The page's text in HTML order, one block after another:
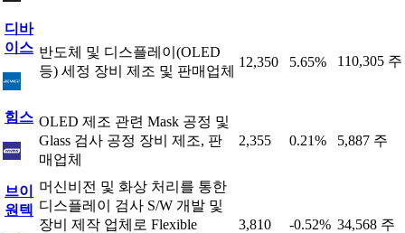
디바
이스 반도체 및 디스플레이(OLED
등) 세정 장비 제조 및 판매업체
12,350 5.65% 110,305 주
힘스 OLED 제조 관련 Mask 공정 및
Glass 검사 공정 장비 제조, 판
매업체
2,355 0.21% 5,887 주
브이
원텍
머신비전 및 화상 처리를 통한
디스플레이 검사 S/W 개발 및
장비 제작 업체로 Flexible
3,810 -0.52% 34,568 주